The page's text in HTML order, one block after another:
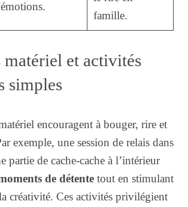
émotions.
famille.
matériel et activités
simples
encouragent à bouger, rire et
exemple, une session de relais dans
partie de cache-cache à l’intérieur
de détente tout en stimulant
créativité. Ces activités privilégient